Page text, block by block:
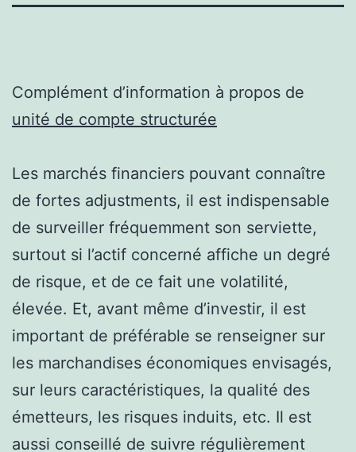
Complément d’information à propos de
unité de compte structurée
Les marchés financiers pouvant connaître
de fortes adjustments, il est indispensable
de surveiller fréquemment son serviette,
surtout si l’actif concerné affiche un degré
de risque, et de ce fait une volatilité,
élevée. Et, avant même d’investir, il est
important de préférable se renseigner sur
les marchandises économiques envisagés,
sur leurs caractéristiques, la qualité des
émetteurs, les risques induits, etc. Il est
aussi conseillé de suivre régulièrement